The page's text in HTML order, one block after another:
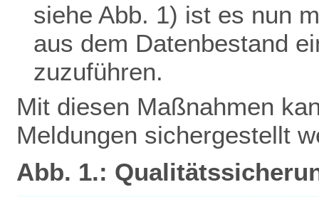
siehe Abb. 1) ist es nun
aus dem Datenbestand
zuzuführen.
Mit diesen Maßnahmen
Meldungen sichergestellt
Abb. 1.: